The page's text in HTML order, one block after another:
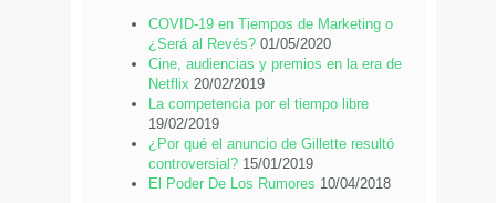
COVID-19 en Tiempos de Marketing o
¿Será al Revés? 01/05/2020
Cine, audiencias y premios en la era de
Netflix 20/02/2019
La competencia por el tiempo libre
19/02/2019
¿Por qué el anuncio de Gillette resultó
controversial? 15/01/2019
El Poder De Los Rumores 10/04/2018